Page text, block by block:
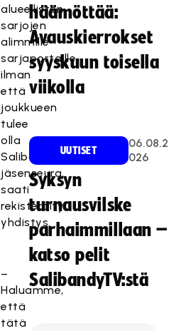
alueellisten
sarjojen
alimmille
sarjaportaille
ilman
että
joukkueen
tulee
olla
Salibandyliiton
jäsenseura,
saati
rekisteröity
yhdistys.
–
Haluamme,
että
tätä
häämöttää:
Avauskierrokset
syyskuun toisella
viikolla
UUTISET
06.08.2
026
Syksyn
turnausvilske
parhaimmillaan –
katso pelit
SalibandyTV:stä